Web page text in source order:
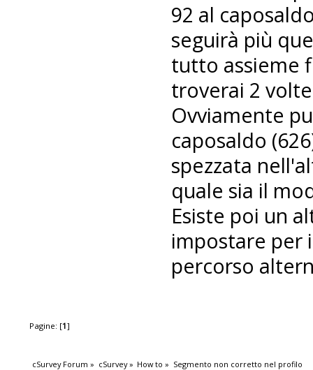
92 al
seguirà più
tutto assieme
troverai 2
Ovviamente
caposaldo
spezzata
quale sia il
Esiste poi un
impostare per
percorso
Pagine: [1]
cSurvey Forum » cSurvey» How to » Segmento non corretto nel profilo